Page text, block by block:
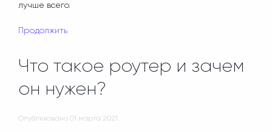
лучше всего.
Продолжить
Что такое роутер и зачем
он нужен?
Опубликовано 01 марта 2021 .